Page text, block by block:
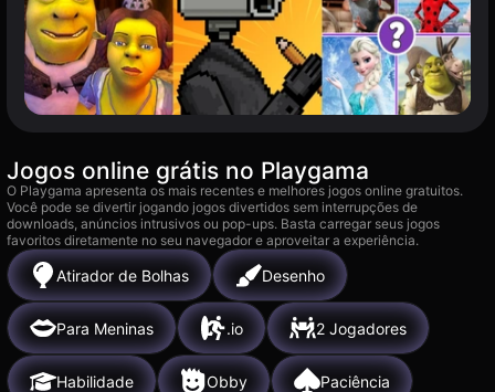
Jogos online grátis no Playgama
O Playgama apresenta os mais recentes e melhores jogos online gratuitos.
Você pode se divertir jogando jogos divertidos sem interrupções de
downloads, anúncios intrusivos ou pop-ups. Basta carregar seus jogos
favoritos diretamente no seu navegador e aproveitar a experiência.
Atirador de Bolhas Desenho
Para Meninas .io 2 Jogadores
Habilidade Obby Paciência